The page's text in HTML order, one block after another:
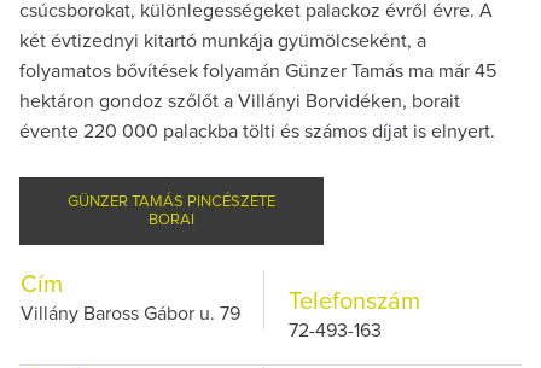
csúcsborokat, különlegességeket palackoz évről évre. A
két évtizednyi kitartó munkája gyümölcseként, a
folyamatos bővítések folyamán Günzer Tamás ma már 45
hektáron gondoz szőlőt a Villányi Borvidéken, borait
évente 220 000 palackba tölti és számos díjat is elnyert.
GÜNZER TAMÁS PINCÉSZETE
BORAI
Cím
Villány Baross Gábor u. 79 Telefonszám
72-493-163